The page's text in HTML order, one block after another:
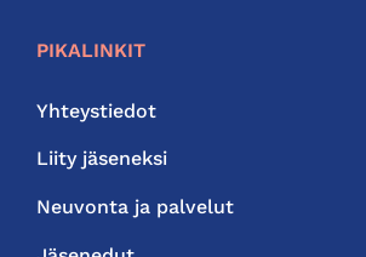
PIKALINKIT
Yhteystiedot
Liity jäseneksi
Neuvonta ja palvelut